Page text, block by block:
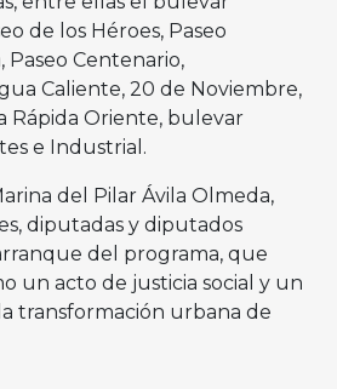
de los Héroes, Paseo
Paseo Centenario,
Caliente, 20 de Noviembre,
Rápida Oriente, bulevar
e Industrial.
del Pilar Ávila Olmeda,
diputadas y diputados
del programa, que
un acto de justicia social y un
transformación urbana de